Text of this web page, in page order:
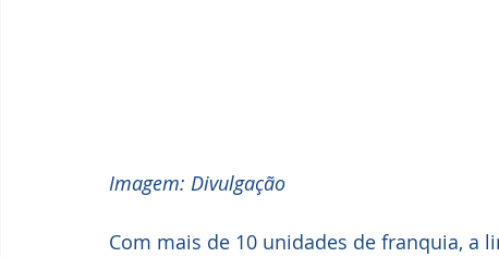
Imagem: Divulgação
Com mais de 10 unidades de franquia, a